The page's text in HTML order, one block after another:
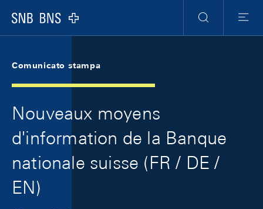
Logo
Ricerca
Menu
Comunicato stampa
Nouveaux moyens
d'information de la Banque
nationale suisse (FR / DE /
EN)